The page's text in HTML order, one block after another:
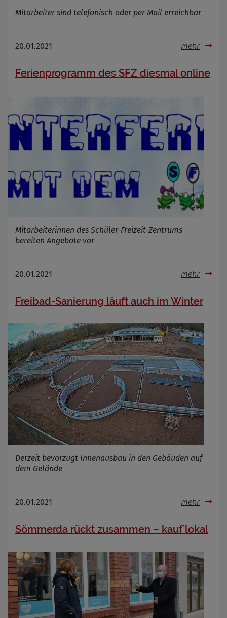
Mitarbeiter sind telefonisch oder per Mail erreichbar
20.01.2021 mehr
Ferienprogramm des SFZ diesmal online
Mitarbeiterinnen des Schüler-Freizeit-Zentrums
bereiten Angebote vor
20.01.2021 mehr
Freibad-Sanierung läuft auch im Winter
Derzeit bevorzugt Innenausbau in den Gebäuden auf
dem Gelände
20.01.2021 mehr
Sömmerda rückt zusammen – kauf´lokal